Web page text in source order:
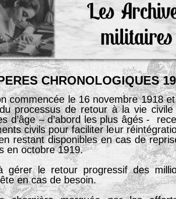
CHRONOLOGIQUES
commencée le 16 novembre 1918
processus de retour à la vie
d’âge – d’abord les plus âgés -
civils pour faciliter leur
restant disponibles en cas de
en octobre 1919.
gérer le retour progressif des
en cas de besoin.